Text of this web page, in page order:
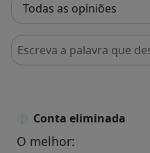
Pesquisar em opiniões
Conta eliminada
O melhor: